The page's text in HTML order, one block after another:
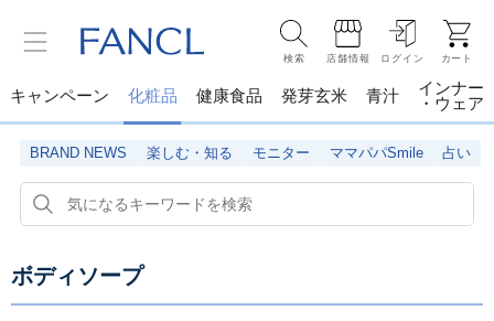
検索 店舗情報 ログイン カート
キャンペーン 化粧品 健康食品 発芽玄米 青汁
インナー
・ウェア
BRAND NEWS 楽しむ・知る モニター ママパパSmile 占い
ボディソープ